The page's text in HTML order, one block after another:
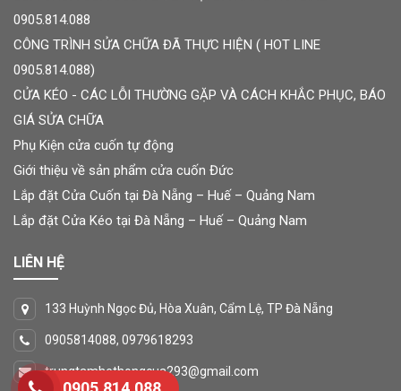
0905.814.088
CÔNG TRÌNH SỬA CHỮA ĐÃ THỰC HIỆN ( HOT LINE
0905.814.088)
CỬA KÉO - CÁC LỖI THƯỜNG GẶP VÀ CÁCH KHẮC PHỤC, BÁO
GIÁ SỬA CHỮA
Phụ Kiện cửa cuốn tự động
Giới thiệu về sản phẩm cửa cuốn Đức
Lắp đặt Cửa Cuốn tại Đà Nẵng – Huế – Quảng Nam
Lắp đặt Cửa Kéo tại Đà Nẵng – Huế – Quảng Nam
LIÊN HỆ
133 Huỳnh Ngọc Đủ, Hòa Xuân, Cẩm Lệ, TP Đà Nẵng
0905814088, 0979618293
trungtamhethongcua293@gmail.com